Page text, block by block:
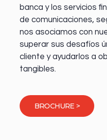
banca y los servicios
de comunicaciones,
nos asociamos con
superar sus desafíos
cliente y ayudarlos a
tangibles.
BROCHURE >